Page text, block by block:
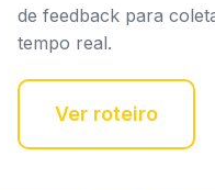
de feedback para
tempo real.
Ver roteiro